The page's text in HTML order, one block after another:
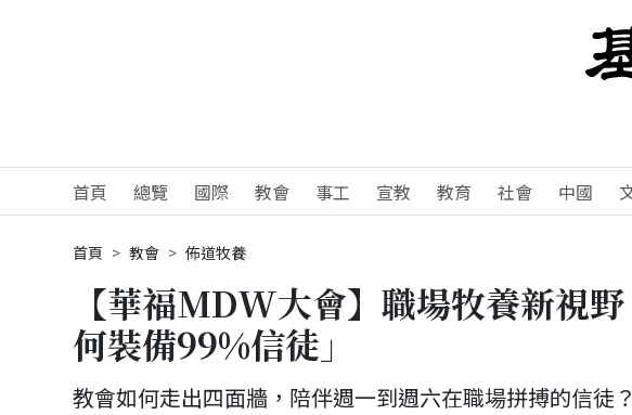
首頁 總覽 國際 教會 事工 宣教 教育 社會 中國
首頁 教會 佈道牧養
【華福MDW大會】職場牧養新視
何裝備99%信徒」
教會如何走出四面牆，陪伴週一到週六在職場拼搏的信徒？